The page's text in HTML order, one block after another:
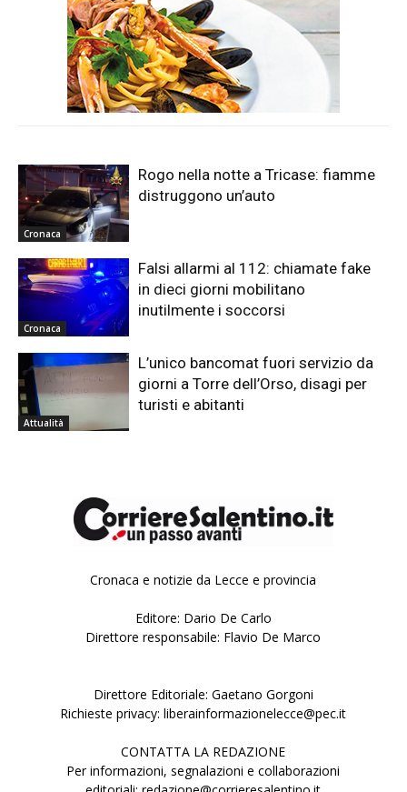
Cronaca
Rogo nella notte a Tricase: fiamme
distruggono un’auto
Cronaca
Falsi allarmi al 112: chiamate fake
in dieci giorni mobilitano
inutilmente i soccorsi
Attualità
L’unico bancomat fuori servizio da
giorni a Torre dell’Orso, disagi per
turisti e abitanti
Cronaca e notizie da Lecce e provincia
Editore: Dario De Carlo
Direttore responsabile: Flavio De Marco
Direttore Editoriale: Gaetano Gorgoni
Richieste privacy: liberainformazionelecce@pec.it
CONTATTA LA REDAZIONE
Per informazioni, segnalazioni e collaborazioni